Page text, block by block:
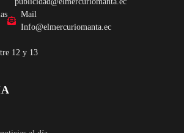
Mail
Info@elmercuriomanta.ec
12 y 13